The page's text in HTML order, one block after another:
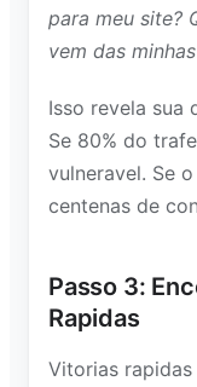
para meu site?
vem das
Isso revela sua
Se 80% do
vulneravel. Se
centenas de
Passo 3:
Rapidas
Vitorias